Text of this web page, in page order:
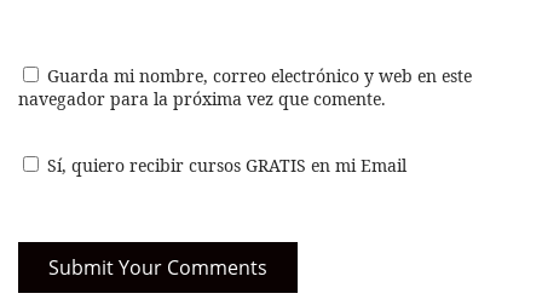
Guarda mi nombre, correo electrónico y web en este
navegador para la próxima vez que comente.
Sí, quiero recibir cursos GRATIS en mi Email